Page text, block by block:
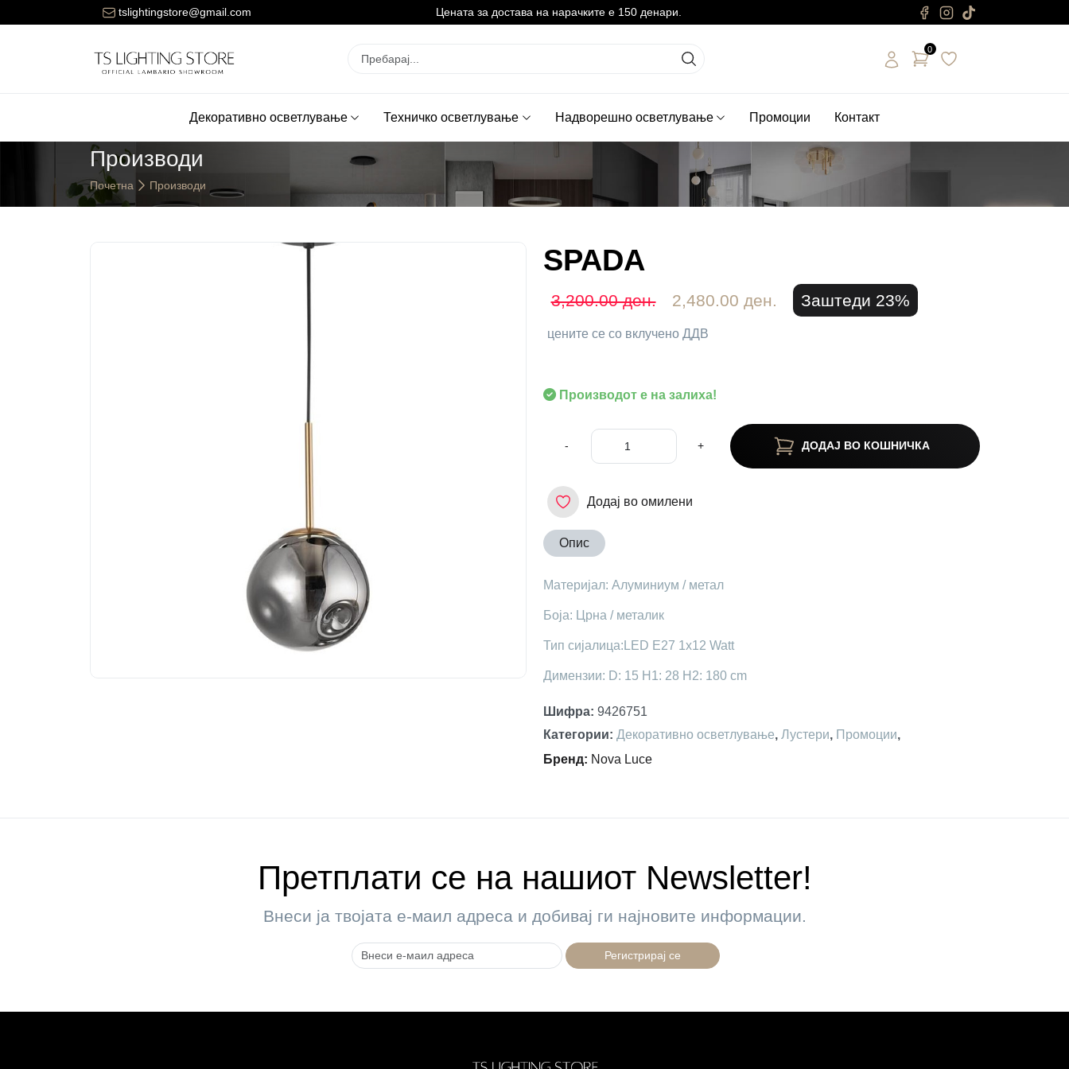
tslightingstore@gmail.com
за достава на нарачките е 150 денари. Цената за достава на нарачките е 150 денари.
0
Декоративно осветлување Техничко осветлување Надворешно осветлување Промоции Контакт
Производи
Почетна Производи
SPADA
3,200.00 ден. 2,480.00 ден. Заштеди 23%
цените се со вклучено ДДВ
Производот е на залиха!
- + ДОДАЈ ВО КОШНИЧКА
Додај во омилени
Опис
Материјал: Алуминиум / метал
Боја: Црна / металик
Тип сијалица:LED E27 1x12 Watt
Димензии: D: 15 H1: 28 H2: 180 cm
Шифра: 9426751
Категории: Декоративно осветлување, Лустери, Промоции,
Бренд: Nova Luce
Претплати се на нашиот Newsletter!
Внеси ја твојата е-маил адреса и добивај ги најновите информации.
Регистрирај се